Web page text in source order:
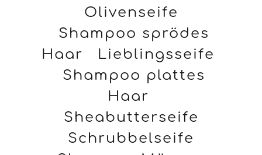
Olivenseife
Shampoo sprödes
Haar
Lieblingsseife
Shampoo plattes
Haar
Sheabutterseife
Schrubbelseife